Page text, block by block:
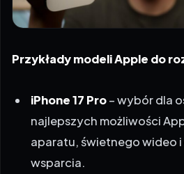
Przykłady modeli Apple do
iPhone 17 Pro– wybór dla
najlepszych możliwości
aparatu, świetnego wideo i
wsparcia.